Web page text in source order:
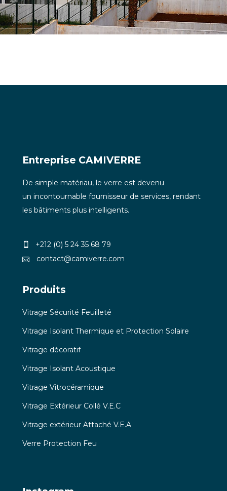
Entreprise CAMIVERRE
De simple matériau, le verre est devenu
un incontournable fournisseur de services, rendant
les bâtiments plus intelligents.
+212 (0) 5 24 35 68 79
contact@camiverre.com
Produits
Vitrage Sécurité Feuilleté
Vitrage Isolant Thermique et Protection Solaire
Vitrage décoratif
Vitrage Isolant Acoustique
Vitrage Vitrocéramique
Vitrage Extérieur Collé V.E.C
Vitrage extérieur Attaché V.E.A
Verre Protection Feu